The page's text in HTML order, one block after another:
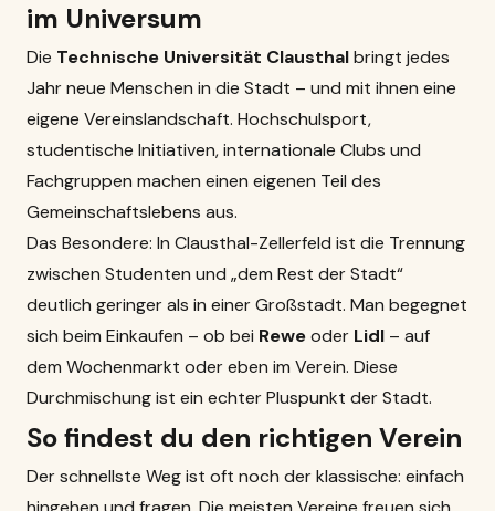
im Universum
Die Technische Universität Clausthalbringt jedes
Jahr neue Menschen in die Stadt – und mit ihnen eine
eigene Vereinslandschaft. Hochschulsport,
studentische Initiativen, internationale Clubs und
Fachgruppen machen einen eigenen Teil des
Gemeinschaftslebens aus.
Das Besondere: In Clausthal-Zellerfeld ist die Trennung
zwischen Studenten und „dem Rest der Stadt“
deutlich geringer als in einer Großstadt. Man begegnet
sich beim Einkaufen – ob bei Reweoder Lidl – auf
dem Wochenmarkt oder eben im Verein. Diese
Durchmischung ist ein echter Pluspunkt der Stadt.
So findest du den richtigen Verein
Der schnellste Weg ist oft noch der klassische: einfach